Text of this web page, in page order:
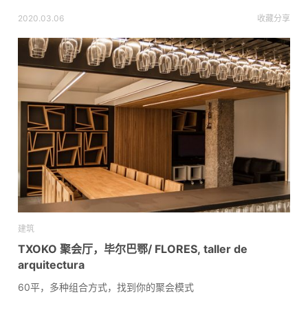
2020.03.06 收藏分享
建筑
TXOKO 聚会厅，毕尔巴鄂/ FLORES, taller de
arquitectura
60平，多种组合方式，找到你的聚会模式